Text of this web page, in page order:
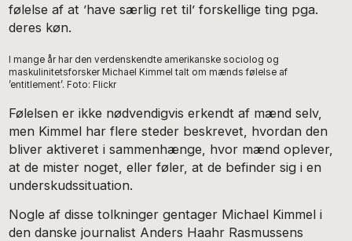
følelse af at ’have særlig ret til’ forskellige ting pga.
deres køn.
I mange år har den verdenskendte amerikanske sociolog og
maskulinitetsforsker Michael Kimmel talt om mænds følelse af
’entitlement’. Foto: Flickr
Følelsen er ikke nødvendigvis erkendt af mænd selv,
men Kimmel har flere steder beskrevet, hvordan den
bliver aktiveret i sammenhænge, hvor mænd oplever,
at de mister noget, eller føler, at de befinder sig i en
underskudssituation.
Nogle af disse tolkninger gentager Michael Kimmel i
den danske journalist Anders Haahr Rasmussens